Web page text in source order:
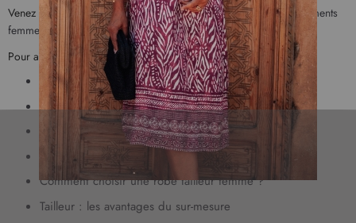
Venez découvrir dès maintenant notrenouvelle collection de vêtements
femme
Pour aller plus loin, retrouvez quelques-uns de nos autres articles :
Quel haut mettre avec un tailleur noir femme ?
Tailleur femme : les dernières tendances de mode
Quelle tenue pour un mariage en hiver ?
Comment porter une veste oversize ?
Comment choisir une robe tailleur femme ?
Tailleur : les avantages du sur-mesure
s
c
r
i
p
t
i
n
o
t